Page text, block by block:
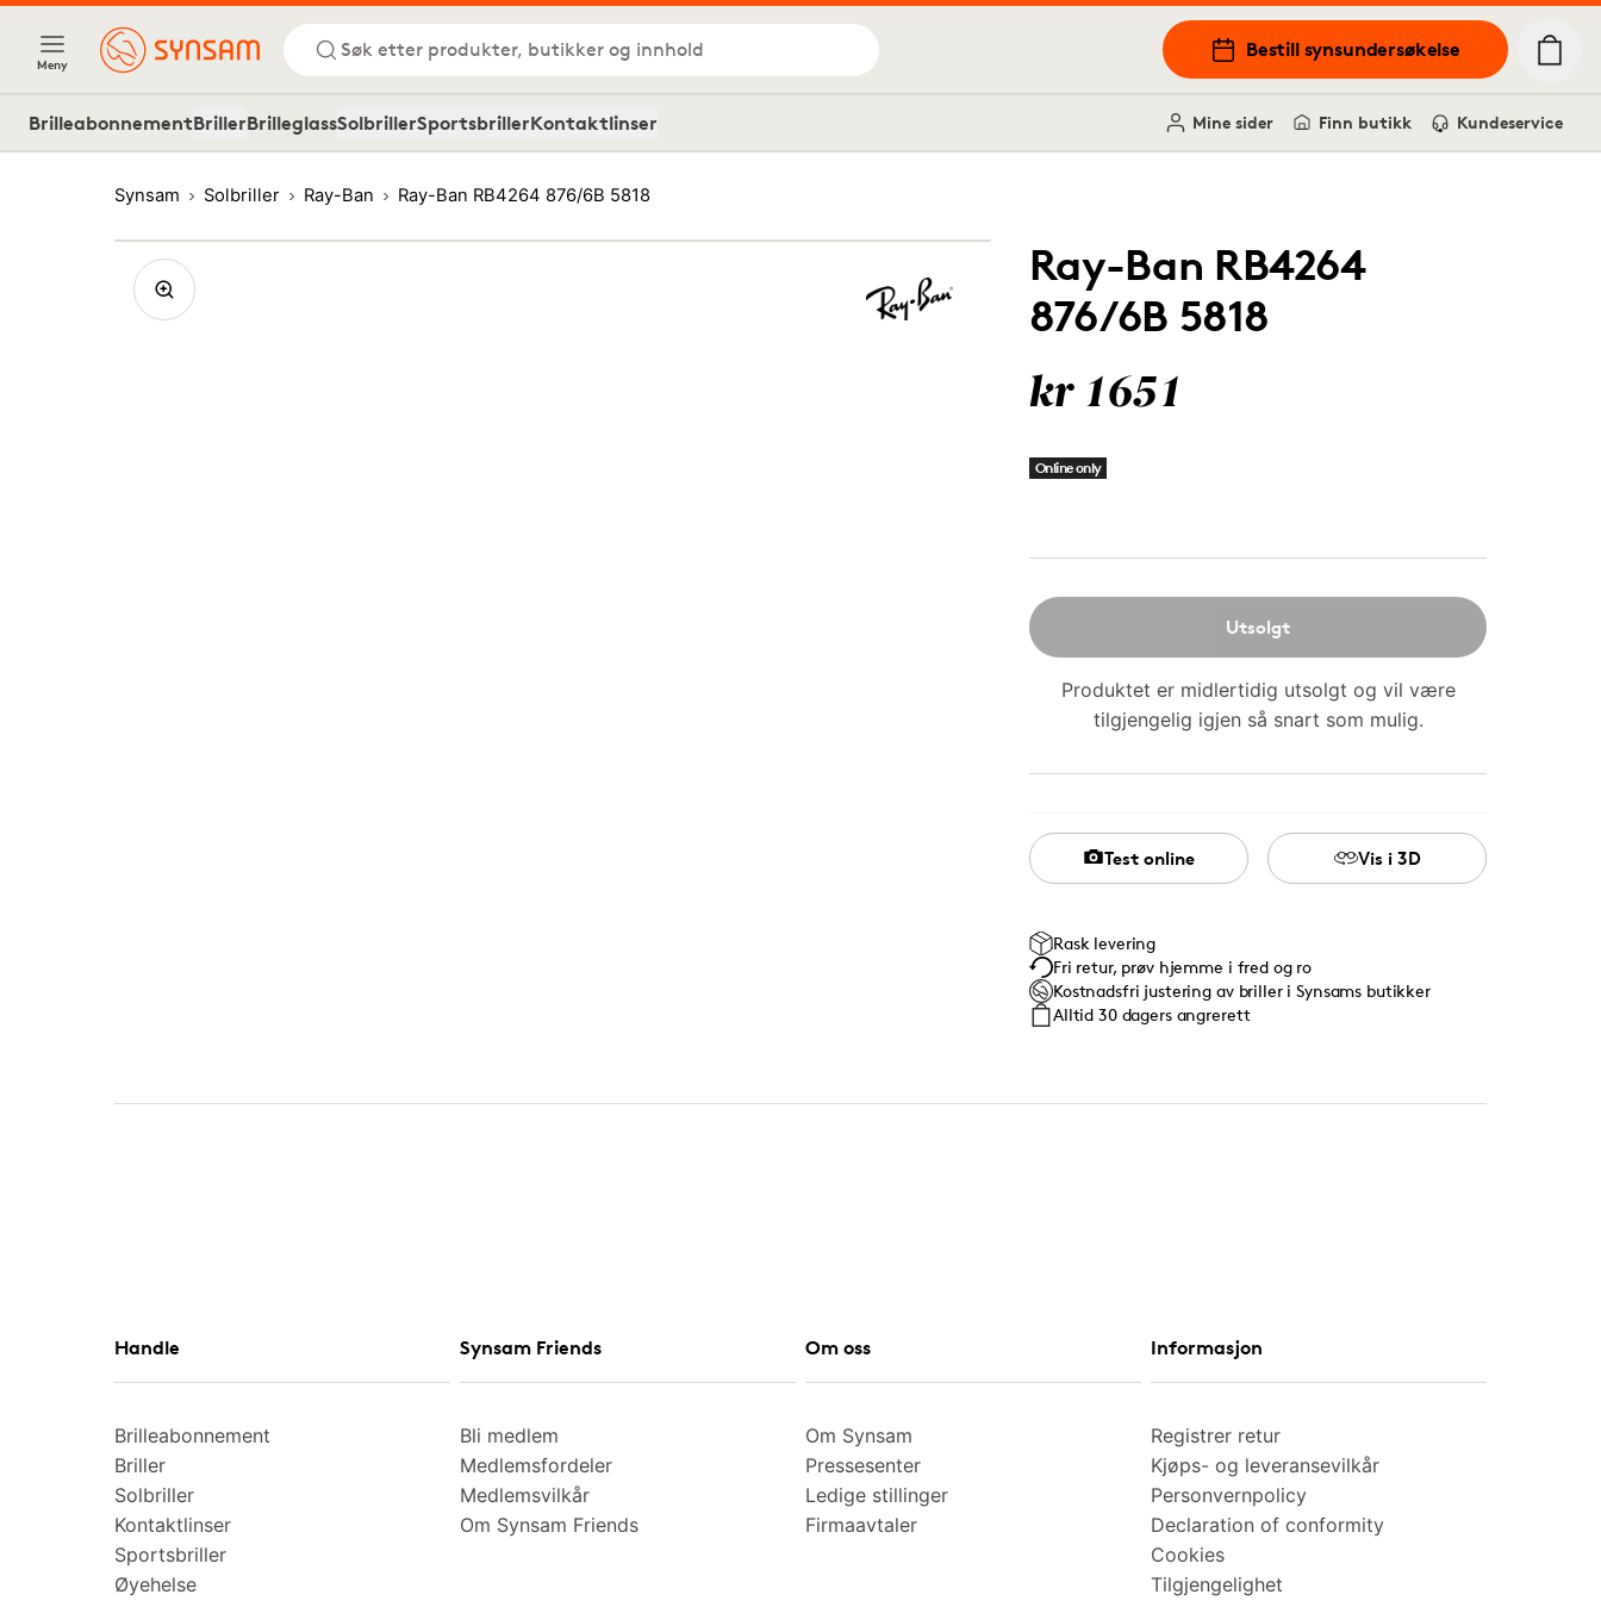
Meny
Søk etter produkter, butikker og innhold Bestill synsundersøkelse
BrilleabonnementBrillerBrilleglassSolbrillerSportsbrillerKontaktlinser Mine sider Finn butikk Kundeservice
Synsam Solbriller Ray-Ban Ray-Ban RB4264 876/6B 5818
Ray-Ban RB4264
876/6B 5818
kr 1651
Online only
Utsolgt
Produktet er midlertidig utsolgt og vil være
tilgjengelig igjen så snart som mulig.
Test online Vis i 3D
Rask levering
Fri retur, prøv hjemme i fred og ro
Kostnadsfri justering av briller i Synsams butikker
Alltid 30 dagers angrerett
Handle
Brilleabonnement
Briller
Solbriller
Kontaktlinser
Sportsbriller
Øyehelse
Synsam Friends
Bli medlem
Medlemsfordeler
Medlemsvilkår
Om Synsam Friends
Om oss
Om Synsam
Pressesenter
Ledige stillinger
Firmaavtaler
Informasjon
Registrer retur
Kjøps- og leveransevilkår
Personvernpolicy
Declaration of conformity
Cookies
Tilgjengelighet